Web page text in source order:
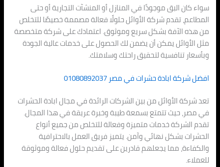
سواء كان البق موجودًا في المنازل أو المنشآت التجارية أو حتى
المطاعم، تقدم شركة الأوائل حلولًا فعالة مصممة خصيصًا للتخلص
من هذه الآفة بشكل سريع وموثوق. اعتمادك على شركة متخصصة
مثل الأوائل يمكن أن يضمن لك الحصول على خدمات عالية الجودة
وبأسعار تنافسية لتحقيق راحتك وسلامتك.
افضل شركة ابادة حشرات في مصر 01080892037
تعد شركة الأوائل من بين الشركات الرائدة في مجال ابادة الحشرات
في مصر، حيث تتمتع بسمعة طيبة وخبرة عريقة في هذا المجال.
تقدم الشركة خدمات متميزة وفعالة للتخلص من جميع أنواع
الحشرات بشكل نهائي وآمن. يتميز فريق العمل بالاحترافية
والكفاءة، مما يجعلهم قادرين على تقديم حلول فعالة وموثوقة
للعملاء.